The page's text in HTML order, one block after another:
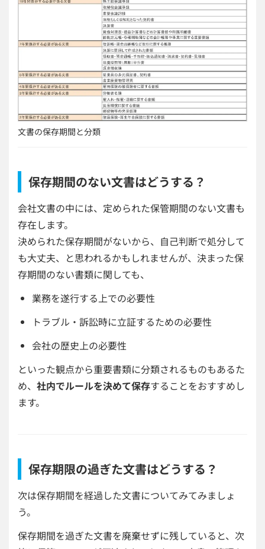
文書の保存期間と分類
保存期間のない文書はどうする？
会社文書の中には、定められた保管期間のない文書も
存在します。
決められた保存期間がないから、自己判断で処分して
も大丈夫、と思われるかもしれませんが、決まった保
存期間のない書類に関しても、
業務を遂行する上での必要性
トラブル・訴訟時に立証するための必要性
会社の歴史上の必要性
といった観点から重要書類に分類されるものもあるた
め、 社内でルールを決めて保存することをおすすめし
ます。
保存期限の過ぎた文書はどうする？
次は保存期間を経過した文書についてみてみましょ
う。
保存期間を過ぎた文書を廃棄せずに残していると、次